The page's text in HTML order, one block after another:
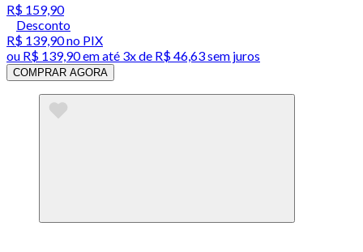
R$ 159,90
Desconto
R$ 139,90no PIX
ou R$ 139,90em até 3x de R$ 46,63 sem juros
COMPRAR AGORA